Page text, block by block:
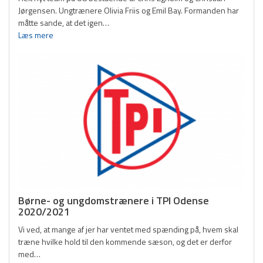
U11 Piger
U11 Drenge
U19 Piger
U19 Drenge
Dame Senior
Jørgensen. Ungtrænere Olivia Friis og Emil Bay. Formanden har
måtte sande, at det igen…
Læs mere
Børne- og ungdomstrænere i TPI Odense
2020/2021
Vi ved, at mange af jer har ventet med spænding på, hvem skal
træne hvilke hold til den kommende sæson, og det er derfor
med…